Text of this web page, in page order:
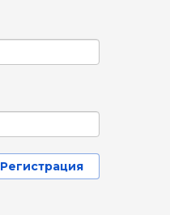
Регистрация